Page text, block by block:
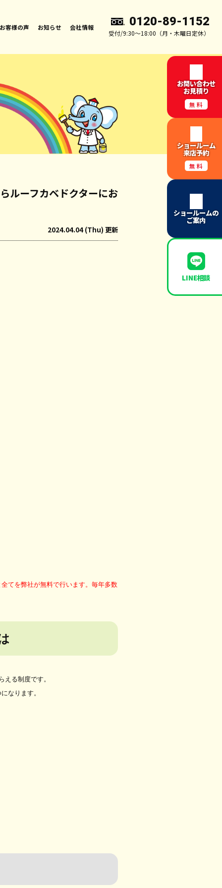
お客様の声 お知らせ 会社情報 0120-89-1152
受付/9:30～18:00（月・木曜日定休）
ルーフカベドクターにお
2024.04.04 (Thu) 更新
てを弊社が無料で行います。毎年多数
る制度です。
なります。
お問い合わせ
お見積り
無料
ショールーム
来店予約
無料
ショールームの
ご案内
LINE相談